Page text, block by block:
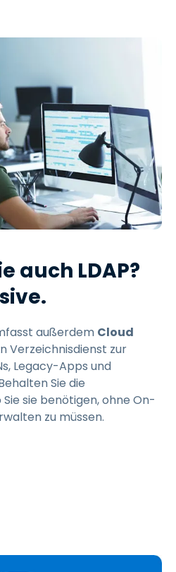
auch LDAP?
außerdem Cloud
Verzeichnisdienst zur
Legacy-Apps und
Sie die
sie benötigen, ohne On-
zu müssen.